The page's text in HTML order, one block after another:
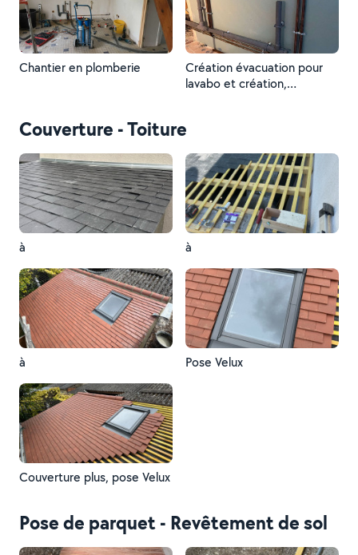
Chantier en plomberie
Création évacuation pour
lavabo et création,
cuivre
Couverture - Toiture
à à
à Pose Velux
Couverture plus, pose Velux
Pose de parquet - Revêtement de sol